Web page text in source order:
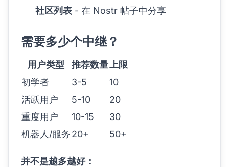
社区列表 - 在 Nostr 帖子中分享
需要多少个中继？
用户类型 推荐数量 上限
初学者
3-5
10
活跃用户
5-10
20
重度用户
10-15
30
机器人/服务20+ 50+
并不是越多越好：